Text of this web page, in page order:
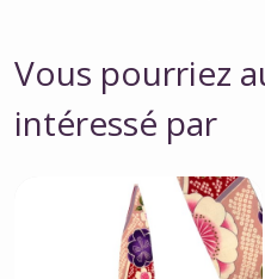
Vous pourriez
intéressé par